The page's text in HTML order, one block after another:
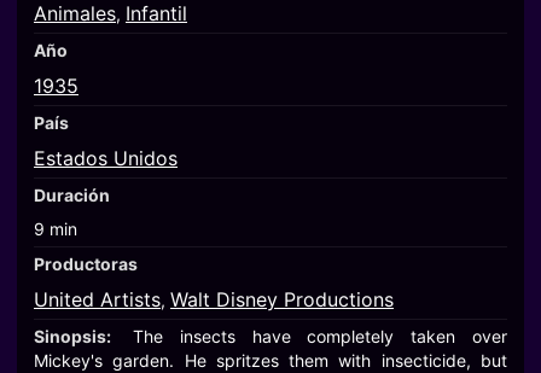
Animales, Infantil
Año
1935
País
Estados Unidos
Duración
9 min
Productoras
United Artists, Walt Disney Productions
Sinopsis:
The insects have completely taken over
Mickey's garden. He spritzes them with insecticide, but